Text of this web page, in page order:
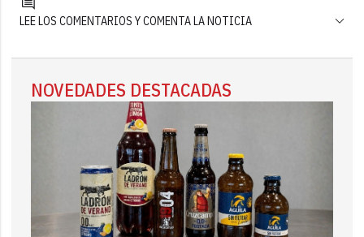
LEE LOS COMENTARIOS Y COMENTA LA NOTICIA
NOVEDADES DESTACADAS